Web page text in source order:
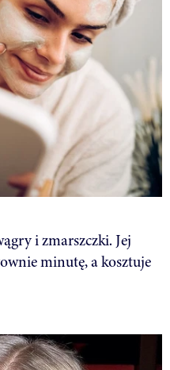
i zmarszczki. Jej
minutę, a kosztuje